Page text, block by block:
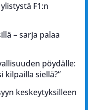
F1:n
– sarja palaa
pöydälle:
kilpailla siellä?”
keskeytyksilleen